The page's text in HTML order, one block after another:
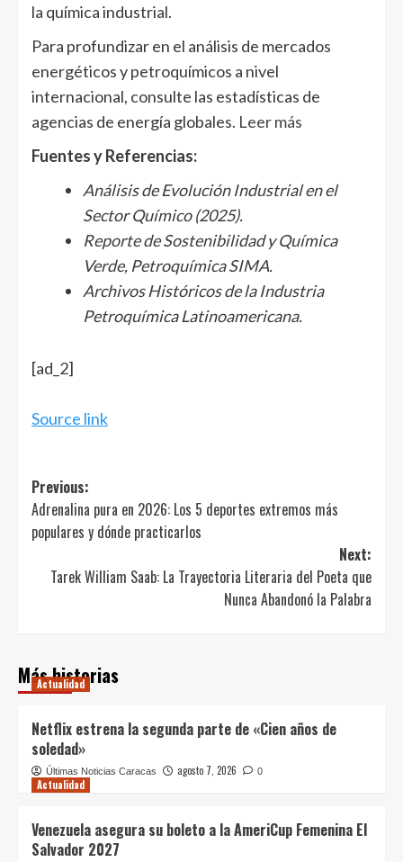
la química industrial.
Para profundizar en el análisis de mercados
energéticos y petroquímicos a nivel
internacional, consulte las estadísticas de
agencias de energía globales. Leer más
Fuentes y Referencias:
Análisis de Evolución Industrial en el
Sector Químico (2025).
Reporte de Sostenibilidad y Química
Verde, Petroquímica SIMA.
Archivos Históricos de la Industria
Petroquímica Latinoamericana.
Navegación
de
entradas
[ad_2]
Source link
Post
navigation
Previous:
Adrenalina pura en 2026: Los 5 deportes extremos más
populares y dónde practicarlos
Next:
Tarek William Saab: La Trayectoria Literaria del Poeta que
Nunca Abandonó la Palabra
Más historias
Actualidad
Netflix estrena la segunda parte de «Cien años de
soledad»
Últimas Noticias Caracas agosto 7, 2026 0
Actualidad
Venezuela asegura su boleto a la AmeriCup Femenina El
Salvador 2027